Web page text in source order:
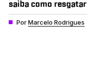
saiba como resgatar
PorMarcelo Rodrigues